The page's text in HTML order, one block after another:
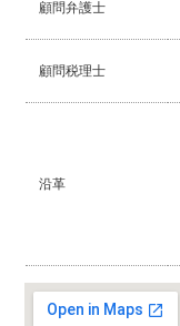
顧問弁護士
顧問税理士
沿革